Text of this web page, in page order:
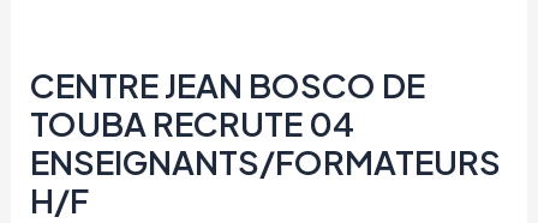
CENTRE JEAN BOSCO DE
TOUBA RECRUTE 04
ENSEIGNANTS/FORMATEURS
H/F